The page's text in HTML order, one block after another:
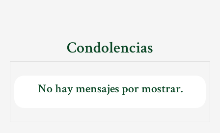
Condolencias
No hay mensajes por mostrar.